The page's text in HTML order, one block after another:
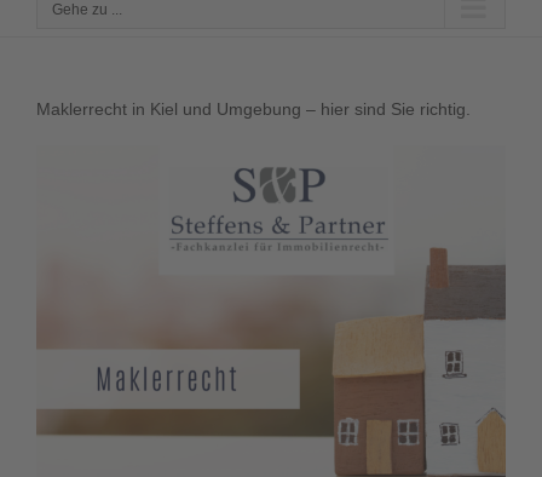
Gehe zu ...
Maklerrecht in Kiel und Umgebung – hier sind Sie richtig.